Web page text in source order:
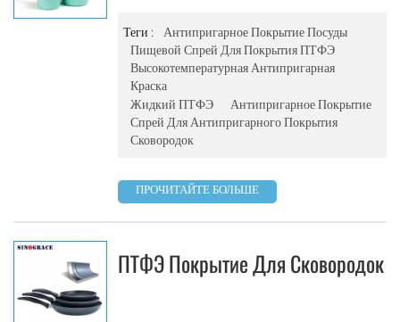
Теги :
Антипригарное Покрытие Посуды
Пищевой Спрей Для Покрытия ПТФЭ
Высокотемпературная Антипригарная
Краска
Жидкий ПТФЭ
Антипригарное Покрытие
Спрей Для Антипригарного Покрытия
Сковородок
ПРОЧИТАЙТЕ БОЛЬШЕ
ПТФЭ Покрытие Для Сковородок